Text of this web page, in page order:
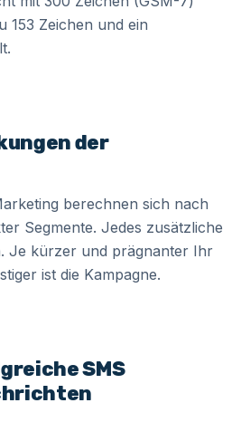
153 Zeichen und ein
der
berechnen sich nach
Segmente. Jedes zusätzliche
Je kürzer und prägnanter Ihr
ist die Kampagne.
SMS